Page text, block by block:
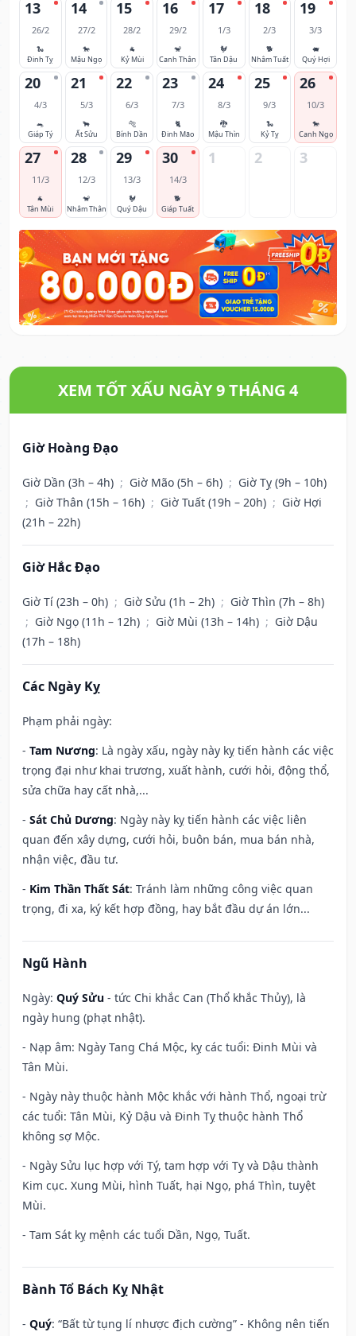
13
26/2
🐍
Đinh Tỵ
14
27/2
🐎
Mậu Ngọ
15
28/2
🐐
Kỷ Mùi
16
29/2
🐒
Canh Thân
17
1/3
🐓
Tân Dậu
18
2/3
🐕
Nhâm Tuất
19
3/3
🐖
Quý Hợi
20
4/3
🐀
Giáp Tý
21
5/3
🐂
Ất Sửu
22
6/3
🐅
Bính Dần
23
7/3
🐈
Đinh Mão
24
8/3
🐉
Mậu Thìn
25
9/3
🐍
Kỷ Tỵ
26
10/3
🐎
Canh Ngọ
27
11/3
🐐
Tân Mùi
28
12/3
🐒
Nhâm Thân
29
13/3
🐓
Quý Dậu
30
14/3
🐕
Giáp Tuất
1 2 3
XEM TỐT XẤU NGÀY 9 THÁNG 4
Giờ Hoàng Đạo
Giờ Dần (3h – 4h) ; Giờ Mão (5h – 6h) ; Giờ Tỵ (9h – 10h)
; Giờ Thân (15h – 16h) ; Giờ Tuất (19h – 20h) ; Giờ Hợi
(21h – 22h)
Giờ Hắc Đạo
Giờ Tí (23h – 0h) ; Giờ Sửu (1h – 2h) ; Giờ Thìn (7h – 8h)
; Giờ Ngọ (11h – 12h) ; Giờ Mùi (13h – 14h) ; Giờ Dậu
(17h – 18h)
Các Ngày Kỵ
Phạm phải ngày:
- Tam Nương: Là ngày xấu, ngày này kỵ tiến hành các việc
trọng đại như khai trương, xuất hành, cưới hỏi, động thổ,
sửa chữa hay cất nhà,...
- Sát Chủ Dương: Ngày này kỵ tiến hành các việc liên
quan đến xây dựng, cưới hỏi, buôn bán, mua bán nhà,
nhận việc, đầu tư.
- Kim Thần Thất Sát: Tránh làm những công việc quan
trọng, đi xa, ký kết hợp đồng, hay bắt đầu dự án lớn...
Ngũ Hành
Ngày: Quý Sửu - tức Chi khắc Can (Thổ khắc Thủy), là
ngày hung (phạt nhật).
- Nạp âm: Ngày Tang Chá Mộc, kỵ các tuổi: Đinh Mùi và
Tân Mùi.
- Ngày này thuộc hành Mộc khắc với hành Thổ, ngoại trừ
các tuổi: Tân Mùi, Kỷ Dậu và Đinh Tỵ thuộc hành Thổ
không sợ Mộc.
- Ngày Sửu lục hợp với Tý, tam hợp với Tỵ và Dậu thành
Kim cục. Xung Mùi, hình Tuất, hại Ngọ, phá Thìn, tuyệt
Mùi.
- Tam Sát kỵ mệnh các tuổi Dần, Ngọ, Tuất.
Bành Tổ Bách Kỵ Nhật
- Quý: “Bất từ tụng lí nhược địch cường” - Không nên tiến